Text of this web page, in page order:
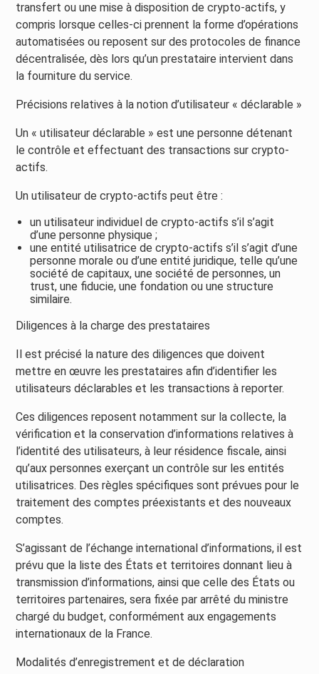
transfert ou une mise à disposition de crypto-actifs, y
compris lorsque celles-ci prennent la forme d’opérations
automatisées ou reposent sur des protocoles de finance
décentralisée, dès lors qu’un prestataire intervient dans
la fourniture du service.
Précisions relatives à la notion d’utilisateur « déclarable »
Un « utilisateur déclarable » est une personne détenant
le contrôle et effectuant des transactions sur crypto-
actifs.
Un utilisateur de crypto-actifs peut être :
un utilisateur individuel de crypto-actifs s’il s’agit
d’une personne physique ;
une entité utilisatrice de crypto-actifs s’il s’agit d’une
personne morale ou d’une entité juridique, telle qu’une
société de capitaux, une société de personnes, un
trust, une fiducie, une fondation ou une structure
similaire.
Diligences à la charge des prestataires
Il est précisé la nature des diligences que doivent
mettre en œuvre les prestataires afin d’identifier les
utilisateurs déclarables et les transactions à reporter.
Ces diligences reposent notamment sur la collecte, la
vérification et la conservation d’informations relatives à
l’identité des utilisateurs, à leur résidence fiscale, ainsi
qu’aux personnes exerçant un contrôle sur les entités
utilisatrices. Des règles spécifiques sont prévues pour le
traitement des comptes préexistants et des nouveaux
comptes.
S’agissant de l’échange international d’informations, il est
prévu que la liste des États et territoires donnant lieu à
transmission d’informations, ainsi que celle des États ou
territoires partenaires, sera fixée par arrêté du ministre
chargé du budget, conformément aux engagements
internationaux de la France.
Modalités d’enregistrement et de déclaration